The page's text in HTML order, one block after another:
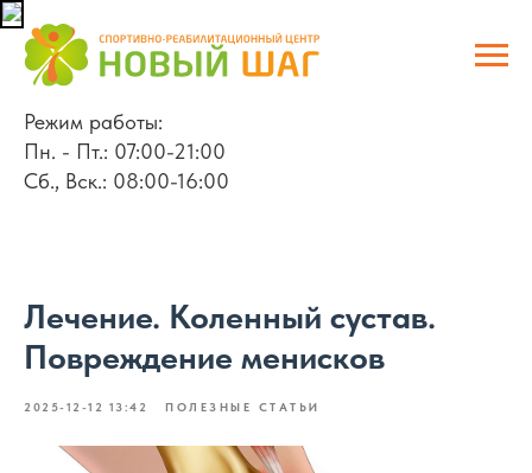
Режим работы:
Пн. - Пт.: 07:00-21:00
Сб., Вск.: 08:00-16:00
Лечение. Коленный сустав.
Повреждение менисков
2025-12-12 13:42 ПОЛЕЗНЫЕ СТАТЬИ